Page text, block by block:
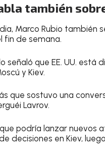
también
Marco Rubio también
fin de semana.
señaló que EE. UU.
y Kiev.
que sostuvo una
Lavrov.
podría lanzar nuevos
decisiones en Kiev,